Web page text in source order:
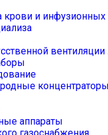
крови и инфузионных
вентиляции
аппараты